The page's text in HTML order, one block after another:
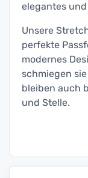
elegantes
Unsere
perfekte
modernes
schmiegen
bleiben auch
und Stelle.